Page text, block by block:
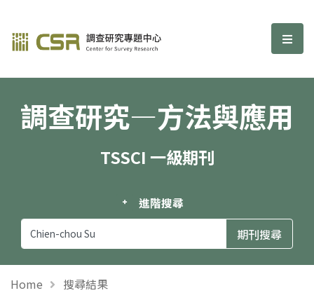
調查研究—方法與應用期刊 選
調查研究—方法與應用
TSSCI 一級期刊
進階搜尋
Home 搜尋結果